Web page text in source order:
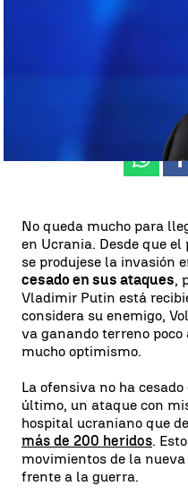
05 de
No queda mucho para
en Ucrania. Desde que
se produjese la invasión
cesado en sus ataques,
Vladimir Putin está
considera su enemigo,
va ganando terreno poco
mucho optimismo.
La ofensiva no ha
último, un ataque con
hospital ucraniano que
más de 200 heridos.
movimientos de la
frente a la guerra.